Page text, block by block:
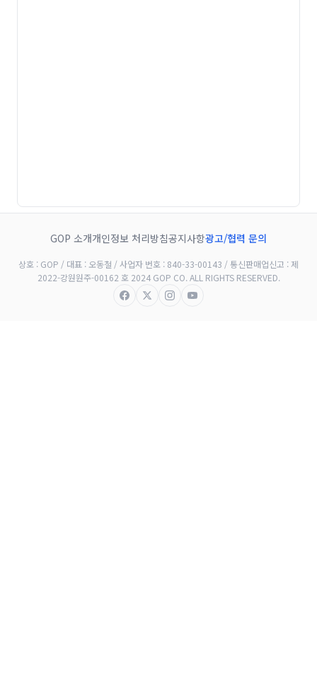
GOP 소개개인정보 처리방침공지사항광고/협력 문의
상호 : GOP / 대표 : 오동철 / 사업자 번호 : 840-33-00143 / 통신판매업신고 : 제
2022-강원원주-00162 호 2024 GOP CO. ALL RIGHTS RESERVED.